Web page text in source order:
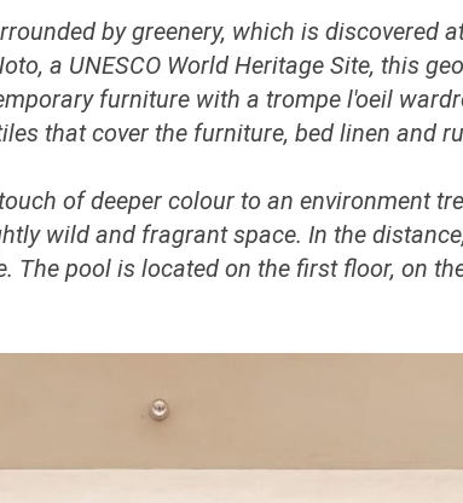
by greenery, which is discovered
a UNESCO World Heritage Site, this
furniture with a trompe l'oeil
that cover the furniture, bed linen and
of deeper colour to an environment
wild and fragrant space. In the
pool is located on the first floor, on